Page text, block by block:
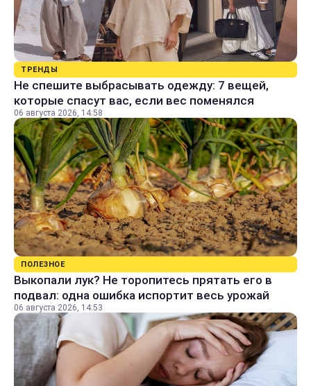
ТРЕНДЫ
Не спешите выбрасывать одежду: 7 вещей,
которые спасут вас, если вес поменялся
06 августа 2026, 14:58
ПОЛЕЗНОЕ
Выкопали лук? Не торопитесь прятать его в
подвал: одна ошибка испортит весь урожай
06 августа 2026, 14:53